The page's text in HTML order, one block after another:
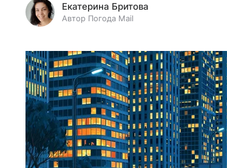
Екатерина Бритова
Автор Погода Mail